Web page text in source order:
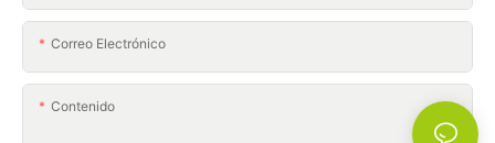
Correo Electrónico
Contenido